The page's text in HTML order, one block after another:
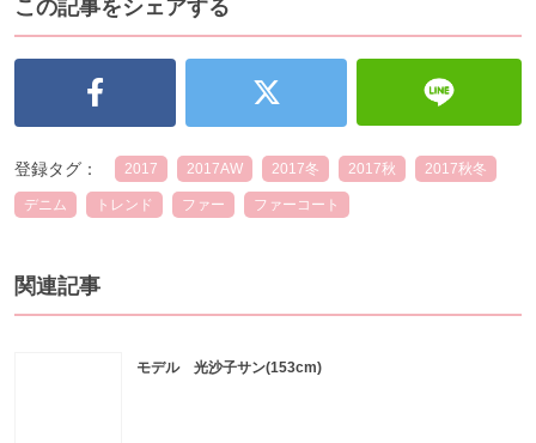
この記事をシェアする
登録タグ： 2017 2017AW 2017冬 2017秋 2017秋冬
デニム トレンド ファー ファーコート
関連記事
モデル 光沙子サン(153cm)